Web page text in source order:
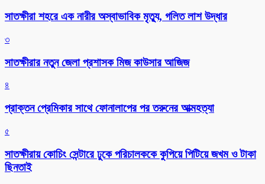
সাতক্ষীরা শহরে এক নারীর অস্বাভাবিক মৃত্যু, গলিত লাশ উদ্ধার
৩
সাতক্ষীরার নতুন জেলা প্রশাসক মিজ কাউসার আজিজ
৪
প্রাক্তন প্রেমিকার সাথে ফোনালাপের পর তরুনের আত্মহত্যা
৫
সাতক্ষীরায় কোচিং সেন্টারে ঢুকে পরিচালককে কুপিয়ে পিটিয়ে জখম ও টাকা
ছিনতাই